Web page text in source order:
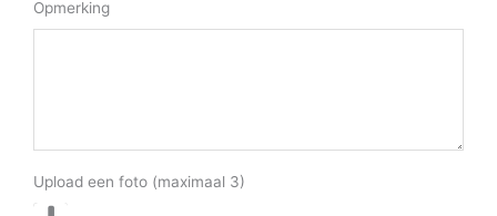
Opmerking
Upload een foto (maximaal 3)